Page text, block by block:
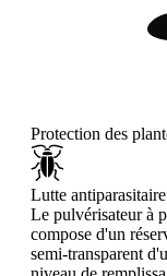
Protection des
Lutte antiparasitaire
Le pulvérisateur à
compose d'un
semi-transparent